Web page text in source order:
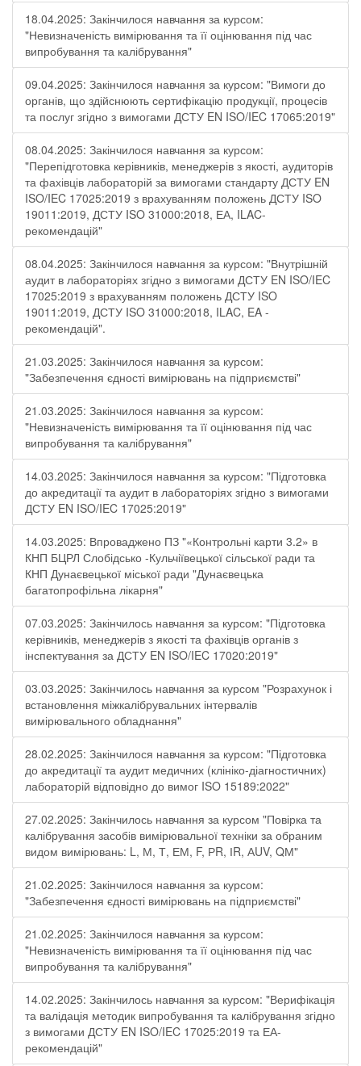
18.04.2025: Закінчилося навчання за курсом:
"Невизначеність вимірювання та її оцінювання під час
випробування та калібрування"
09.04.2025: Закінчилося навчання за курсом: "Вимоги до
органів, що здійснюють сертифікацію продукції, процесів
та послуг згідно з вимогами ДСТУ EN ISO/IEC 17065:2019"
08.04.2025: Закінчилося навчання за курсом:
"Перепідготовка керівників, менеджерів з якості, аудиторів
та фахівців лабораторій за вимогами стандарту ДСТУ EN
ISO/IEC 17025:2019 з врахуванням положень ДСТУ ISO
19011:2019, ДСТУ ISO 31000:2018, ЕА, ILAC-
рекомендацій"
08.04.2025: Закінчилося навчання за курсом: "Внутрішній
аудит в лабораторіях згідно з вимогами ДСТУ EN ISO/IEC
17025:2019 з врахуванням положень ДСТУ ISO
19011:2019, ДСТУ ISO 31000:2018, ILAC, EA -
рекомендацій".
21.03.2025: Закінчилося навчання за курсом:
"Забезпечення єдності вимірювань на підприємстві"
21.03.2025: Закінчилося навчання за курсом:
"Невизначеність вимірювання та її оцінювання під час
випробування та калібрування"
14.03.2025: Закінчилося навчання за курсом: "Підготовка
до акредитації та аудит в лабораторіях згідно з вимогами
ДСТУ EN ISO/IEC 17025:2019"
14.03.2025: Впроваджено ПЗ "«Контрольні карти 3.2» в
КНП БЦРЛ Слобідсько -Кульчіївецької сільської ради та
КНП Дунаєвецької міської ради "Дунаєвецька
багатопрофільна лікарня"
07.03.2025: Закінчилось навчання за курсом: "Підготовка
керівників, менеджерів з якості та фахівців органів з
інспектування за ДСТУ EN ISO/IEC 17020:2019"
03.03.2025: Закінчилось навчання за курсом "Розрахунок і
встановлення міжкалібрувальних інтервалів
вимірювального обладнання"
28.02.2025: Закінчилося навчання за курсом: "Підготовка
до акредитації та аудит медичних (клініко-діагностичних)
лабораторій відповідно до вимог ISO 15189:2022"
27.02.2025: Закінчилось навчання за курсом "Повірка та
калібрування засобів вимірювальної техніки за обраним
видом вимірювань: L, М, Т, ЕМ, F, РR, ІR, АUV, QМ"
21.02.2025: Закінчилося навчання за курсом:
"Забезпечення єдності вимірювань на підприємстві"
21.02.2025: Закінчилося навчання за курсом:
"Невизначеність вимірювання та її оцінювання під час
випробування та калібрування"
14.02.2025: Закінчилось навчання за курсом: "Верифікація
та валідація методик випробування та калібрування згідно
з вимогами ДСТУ EN ISO/IEC 17025:2019 та ЕА-
рекомендацій"